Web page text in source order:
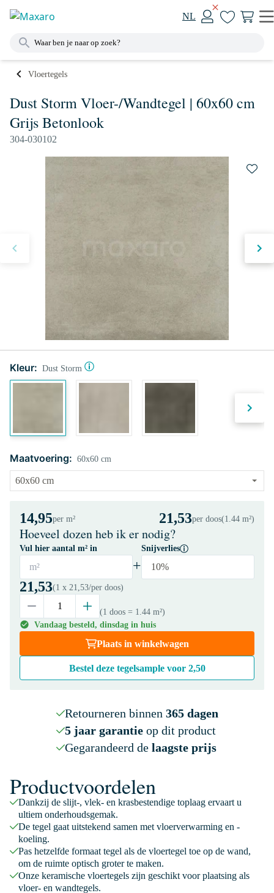
NL
Vloertegels
Dust Storm Vloer-/Wandtegel | 60x60 cm
Grijs Betonlook
304-030102
Kleur: Dust Storm
Maatvoering: 60x60 cm
14,95per m² 21,53per doos(1.44 m²)
Hoeveel dozen heb ik er nodig?
Vul hier aantal m² in
m² +
Snijverlies
10%
21,53(1 x 21,53/per doos)
(1 doos = 1.44 m²)
Vandaag besteld, dinsdag in huis
Plaats in winkelwagen
Bestel deze tegelsample voor 2,50
Retourneren binnen 365 dagen
5 jaar garantieop dit product
Gegarandeerd de laagste prijs
Productvoordelen
Dankzij de slijt-, vlek- en krasbestendige toplaag ervaart u
ultiem onderhoudsgemak.
De tegel gaat uitstekend samen met vloerverwarming en -
koeling.
Pas hetzelfde formaat tegel als de vloertegel toe op de wand,
om de ruimte optisch groter te maken.
Onze keramische vloertegels zijn geschikt voor plaatsing als
vloer- en wandtegels.